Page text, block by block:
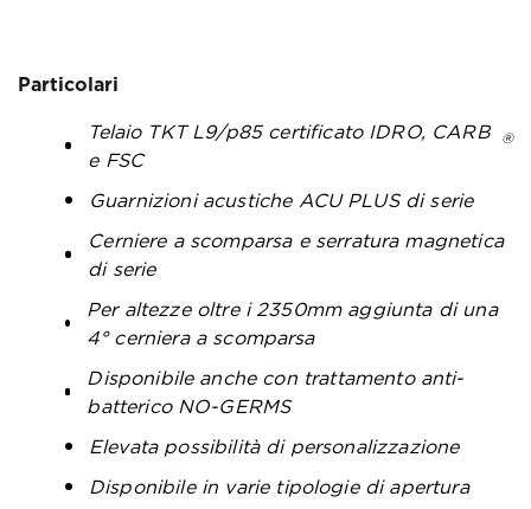
Particolari
Telaio TKT L9/p85 certificato IDRO, CARB
e FSC
®
Guarnizioni acustiche ACU PLUS di serie
Cerniere a scomparsa e serratura magnetica
di serie
Per altezze oltre i 2350mm aggiunta di una
4° cerniera a scomparsa
Disponibile anche con trattamento anti-
batterico NO-GERMS
Elevata possibilità di personalizzazione
Disponibile in varie tipologie di apertura